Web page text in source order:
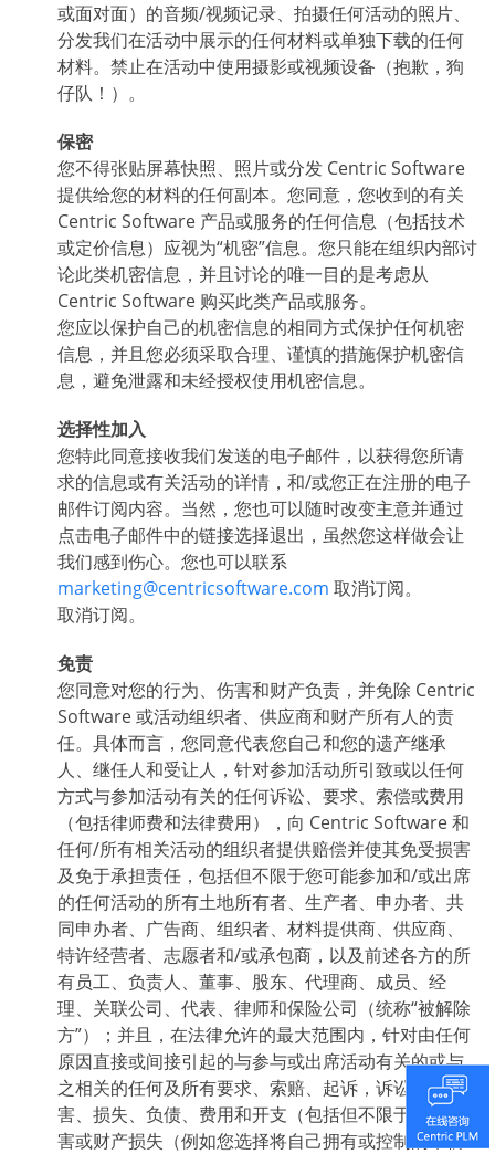
或面对面）的音频/视频记录、拍摄任何活动的照片、
分发我们在活动中展示的任何材料或单独下载的任何
材料。禁止在活动中使用摄影或视频设备（抱歉，狗
仔队！）。
保密
您不得张贴屏幕快照、照片或分发 Centric Software
提供给您的材料的任何副本。您同意，您收到的有关
Centric Software 产品或服务的任何信息（包括技术
或定价信息）应视为“机密”信息。您只能在组织内部讨
论此类机密信息，并且讨论的唯一目的是考虑从
Centric Software 购买此类产品或服务。
您应以保护自己的机密信息的相同方式保护任何机密
信息，并且您必须采取合理、谨慎的措施保护机密信
息，避免泄露和未经授权使用机密信息。
选择性加入
您特此同意接收我们发送的电子邮件，以获得您所请
求的信息或有关活动的详情，和/或您正在注册的电子
邮件订阅内容。当然，您也可以随时改变主意并通过
点击电子邮件中的链接选择退出，虽然您这样做会让
我们感到伤心。您也可以联系
marketing@centricsoftware.com 取消订阅。
取消订阅。
免责
您同意对您的行为、伤害和财产负责，并免除 Centric
Software 或活动组织者、供应商和财产所有人的责
任。具体而言，您同意代表您自己和您的遗产继承
人、继任人和受让人，针对参加活动所引致或以任何
方式与参加活动有关的任何诉讼、要求、索偿或费用
（包括律师费和法律费用），向 Centric Software 和
任何/所有相关活动的组织者提供赔偿并使其免受损害
及免于承担责任，包括但不限于您可能参加和/或出席
的任何活动的所有土地所有者、生产者、申办者、共
同申办者、广告商、组织者、材料提供商、供应商、
特许经营者、志愿者和/或承包商，以及前述各方的所
有员工、负责人、董事、股东、代理商、成员、经
理、关联公司、代表、律师和保险公司（统称“被解除
方”）；并且，在法律允许的最大范围内，针对由任何
原因直接或间接引起的与参与或出席活动有关的或与
之相关的任何及所有要求、索赔、起诉，诉讼、损
害、损失、负债、费用和开支（包括但不限于财产损
害或财产损失（例如您选择将自己拥有或控制的车辆